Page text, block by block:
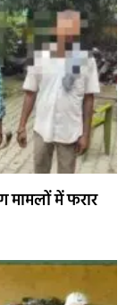
मामलों में फरार